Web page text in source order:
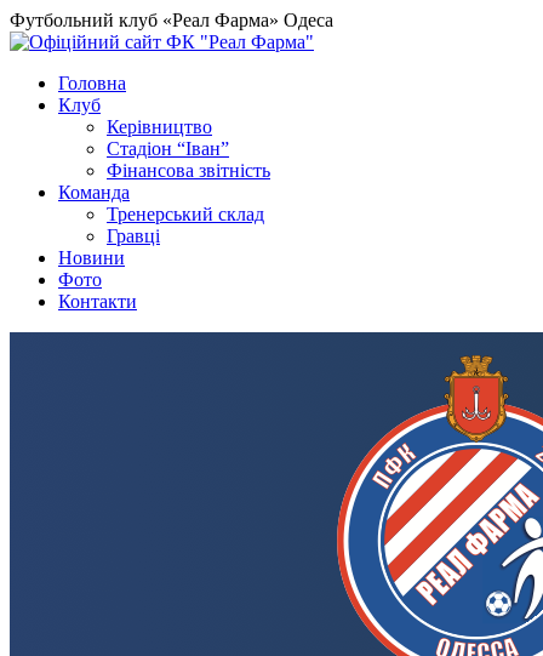
Футбольний клуб «Реал Фарма» Одеса
Головна
Клуб
Керівництво
Стадіон “Іван”
Фінансова звітність
Команда
Тренерський склад
Гравці
Новини
Фото
Контакти